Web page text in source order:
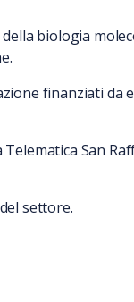
biologia
finanziati da
San
settore.